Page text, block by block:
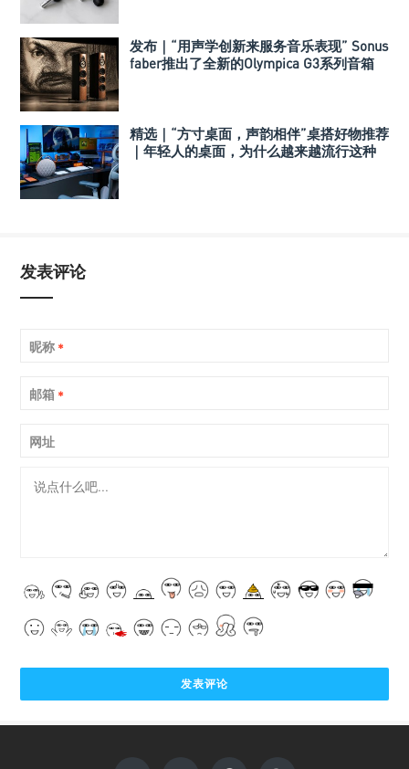
发布｜“用声学创新来服务音乐表现” Sonus
faber推出了全新的Olympica G3系列音箱
精选｜“方寸桌面，声韵相伴”桌搭好物推荐
｜年轻人的桌面，为什么越来越流行这种
发表评论
昵称 *
邮箱 *
网址